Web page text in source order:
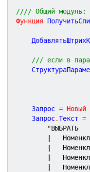
//// Общий модуль:
Функция
/// если в
	Запрос
= Новый
	Запрос
.Текст =
"ВЫБРАТЬ
|
|
|
|